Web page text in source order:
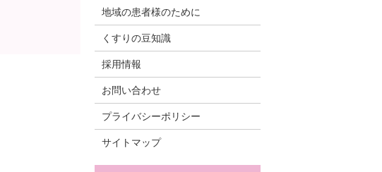
地域の患者様のために
くすりの豆知識
採用情報
お問い合わせ
プライバシーポリシー
サイトマップ